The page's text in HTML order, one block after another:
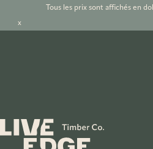
Tous les prix sont affichés en
x